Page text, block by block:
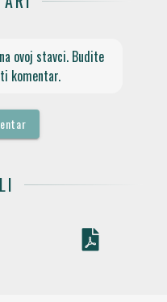
ovoj stavci. Budite
komentar.